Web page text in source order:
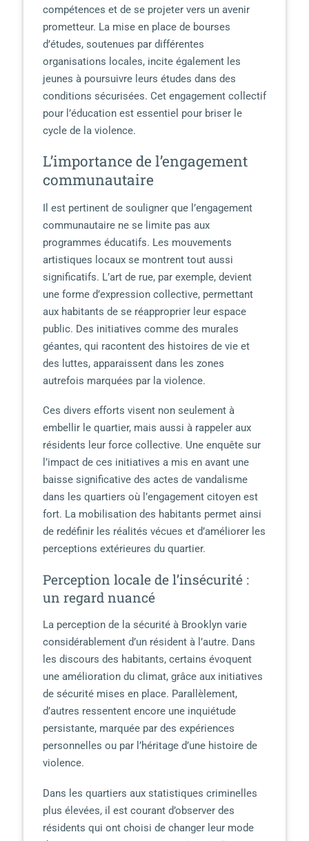
compétences et de se projeter vers un avenir
prometteur. La mise en place de bourses
d’études, soutenues par différentes
organisations locales, incite également les
jeunes à poursuivre leurs études dans des
conditions sécurisées. Cet engagement collectif
pour l’éducation est essentiel pour briser le
cycle de la violence.
L’importance de l’engagement
communautaire
Il est pertinent de souligner que l’engagement
communautaire ne se limite pas aux
programmes éducatifs. Les mouvements
artistiques locaux se montrent tout aussi
significatifs. L’art de rue, par exemple, devient
une forme d’expression collective, permettant
aux habitants de se réapproprier leur espace
public. Des initiatives comme des murales
géantes, qui racontent des histoires de vie et
des luttes, apparaissent dans les zones
autrefois marquées par la violence.
Ces divers efforts visent non seulement à
embellir le quartier, mais aussi à rappeler aux
résidents leur force collective. Une enquête sur
l’impact de ces initiatives a mis en avant une
baisse significative des actes de vandalisme
dans les quartiers où l’engagement citoyen est
fort. La mobilisation des habitants permet ainsi
de redéfinir les réalités vécues et d’améliorer les
perceptions extérieures du quartier.
Perception locale de l’insécurité :
un regard nuancé
La perception de la sécurité à Brooklyn varie
considérablement d’un résident à l’autre. Dans
les discours des habitants, certains évoquent
une amélioration du climat, grâce aux initiatives
de sécurité mises en place. Parallèlement,
d’autres ressentent encore une inquiétude
persistante, marquée par des expériences
personnelles ou par l’héritage d’une histoire de
violence.
Dans les quartiers aux statistiques criminelles
plus élevées, il est courant d’observer des
résidents qui ont choisi de changer leur mode